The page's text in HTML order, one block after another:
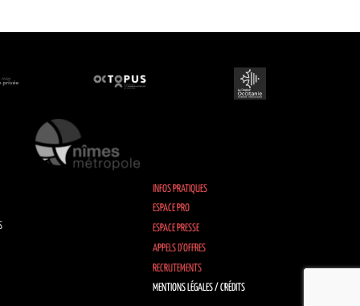
INFOS PRATIQUES
ESPACE PRO
ESPACE PRESSE
APPELS D’OFFRES
RECRUTEMENTS
MENTIONS LÉGALES / CRÉDITS